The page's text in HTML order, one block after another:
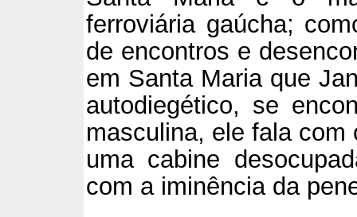
ferroviária gaúcha;
de encontros e
em Santa Maria que
autodiegético, se
masculina, ele fala
uma cabine
com a iminência da